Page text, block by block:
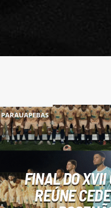
PARAUAPEBAS
FINAL DO XVII
REÚNE